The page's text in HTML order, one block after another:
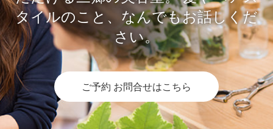
タイルのこと、なんでもお話しくだ
さい。
ご予約 お問合せはこちら